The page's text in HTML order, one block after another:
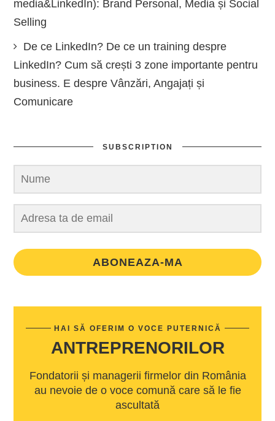
media&LinkedIn): Brand Personal, Media și Social
Selling
De ce LinkedIn? De ce un training despre
LinkedIn? Cum să crești 3 zone importante pentru
business. E despre Vânzări, Angajați și
Comunicare
SUBSCRIPTION
ABONEAZA-MA
HAI SĂ OFERIM O VOCE PUTERNICĂ
ANTREPRENORILOR
Fondatorii și managerii firmelor din România
au nevoie de o voce comună care să le fie
ascultată